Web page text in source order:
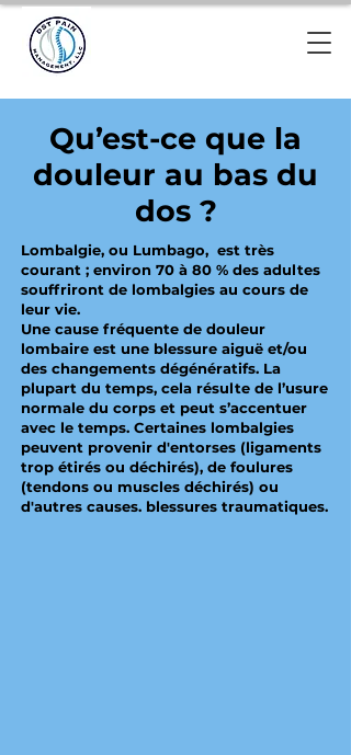
Qu’est-ce que la
douleur au bas du
dos ?
Lombalgie, ou Lumbago, est très
courant ; environ 70 à 80 % des adultes
souffriront de lombalgies au cours de
leur vie.
Une cause fréquente de douleur
lombaire est une blessure aiguë et/ou
des changements dégénératifs. La
plupart du temps, cela résulte de l’usure
normale du corps et peut s’accentuer
avec le temps. Certaines lombalgies
peuvent provenir d'entorses (ligaments
trop étirés ou déchirés), de foulures
(tendons ou muscles déchirés) ou
d'autres causes. blessures traumatiques.